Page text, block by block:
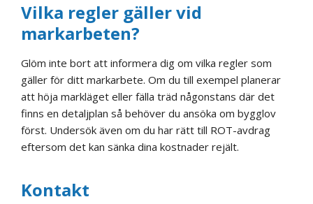
Vilka regler gäller vid
markarbeten?
Glöm inte bort att informera dig om vilka regler som
gäller för ditt markarbete. Om du till exempel planerar
att höja markläget eller fälla träd någonstans där det
finns en detaljplan så behöver du ansöka om bygglov
först. Undersök även om du har rätt till ROT-avdrag
eftersom det kan sänka dina kostnader rejält.
Kontakt